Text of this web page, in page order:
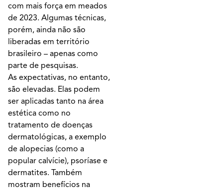
com mais força em meados
de 2023. Algumas técnicas,
porém, ainda não são
liberadas em território
brasileiro – apenas como
parte de pesquisas.
As expectativas, no entanto,
são elevadas. Elas podem
ser aplicadas tanto na área
estética como no
tratamento de doenças
dermatológicas, a exemplo
de alopecias (como a
popular calvície), psoríase e
dermatites. Também
mostram benefícios na